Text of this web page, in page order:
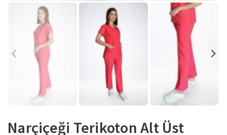
Narçiçeği Terikoton Alt Üst